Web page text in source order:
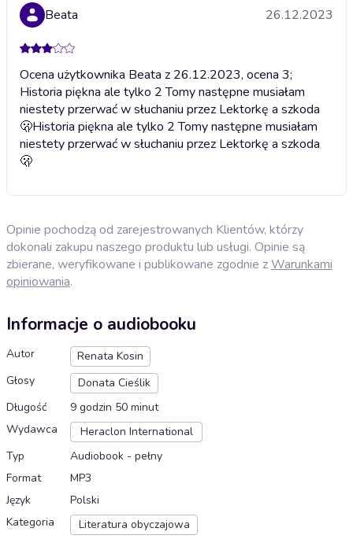
Beata 26.12.2023
Ocena użytkownika Beata z 26.12.2023, ocena 3;
Historia piękna ale tylko 2 Tomy następne musiałam
niestety przerwać w słuchaniu przez Lektorkę a szkoda
🫢Historia piękna ale tylko 2 Tomy następne musiałam
niestety przerwać w słuchaniu przez Lektorkę a szkoda
🫢
Opinie pochodzą od zarejestrowanych Klientów, którzy
dokonali zakupu naszego produktu lub usługi. Opinie są
zbierane, weryfikowane i publikowane zgodnie zWarunkami
opiniowania.
Informacje o audiobooku
Autor
Renata Kosin
Głosy
Donata Cieślik
Długość
9 godzin 50 minut
Wydawca
Heraclon International
Typ
Audiobook - pełny
Format
MP3
Język
Polski
Kategoria
Literatura obyczajowa